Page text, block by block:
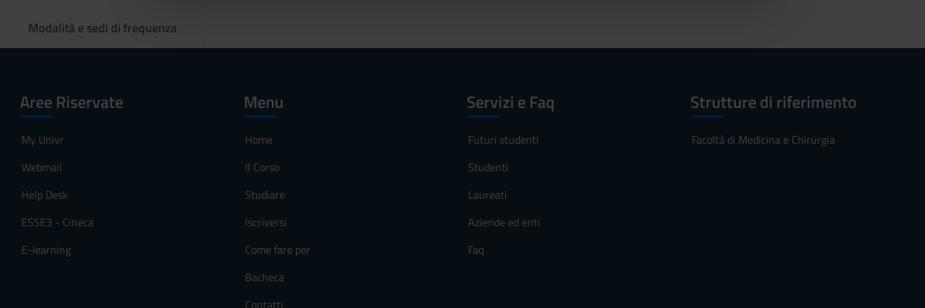
l
Modalità e sedi di frequenza
Aree Riservate
My Univr
Webmail
Help Desk
ESSE3 - Cineca
E-learning
Menu
Home
Il Corso
Studiare
Iscriversi
Come fare per
Bacheca
Contatti
Servizi e Faq
Futuri studenti
Studenti
Laureati
Aziende ed enti
Faq
Strutture di riferimento
Facoltà di Medicina e Chirurgia